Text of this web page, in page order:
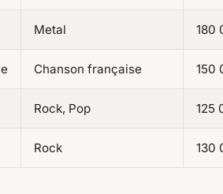
Metal 180
Chanson française 150
Rock, Pop 125
Rock 130